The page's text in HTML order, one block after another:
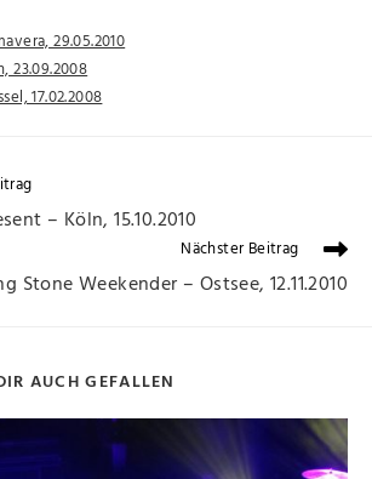
29.05.2010
23.09.2008
17.02.2008
– Köln, 15.10.2010
Nächster Beitrag
Stone Weekender – Ostsee, 12.11.2010
AUCH GEFALLEN